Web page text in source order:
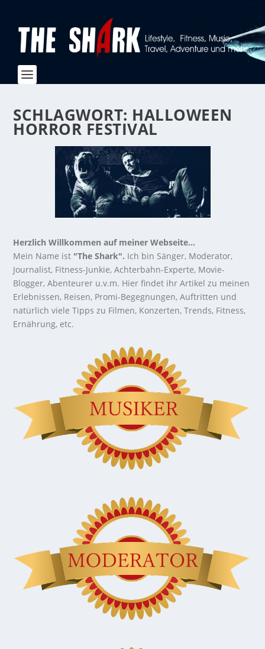
SCHLAGWORT: HALLOWEEN
HORROR FESTIVAL
Herzlich Willkommen auf meiner Webseite...
Mein Name ist "The Shark". Ich bin Sänger, Moderator,
Journalist, Fitness-Junkie, Achterbahn-Experte, Movie-
Blogger, Abenteurer u.v.m. Hier findet ihr Artikel zu meinen
Erlebnissen, Reisen, Promi-Begegnungen, Auftritten und
natürlich viele Tipps zu Filmen, Konzerten, Trends, Fitness,
Ernährung, etc.